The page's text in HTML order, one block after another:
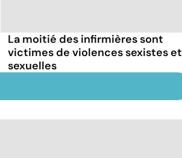
La moitié des infirmières sont
victimes de violences sexistes et
sexuelles